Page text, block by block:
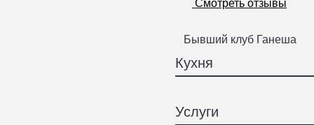
Смотреть отзывы
Бывший клуб Ганеша
Кухня
Услуги